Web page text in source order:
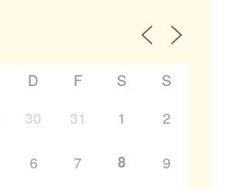
D F S
S
30 31 1 2
6 7 8 9